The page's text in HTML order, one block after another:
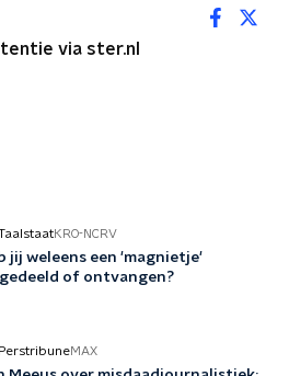
via ster.nl
KRO-NCRV
jij weleens een 'magnietje'
of ontvangen?
MAX